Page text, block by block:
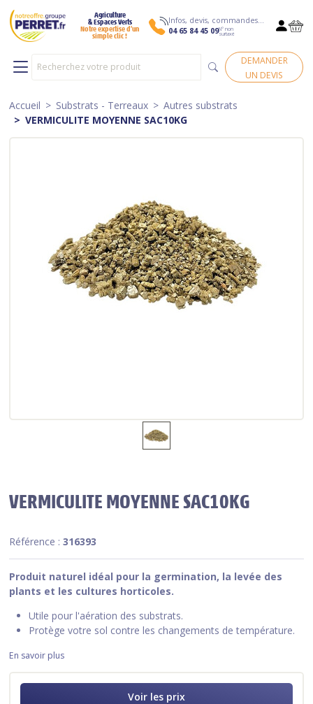
Agriculture
& Espaces Verts
Notre expertise d’un
simple clic !
Infos, devis, commandes…
04 65 84 45 09N° non
surtaxé
DEMANDER
UN DEVIS
Accueil Substrats - Terreaux
Autres substrats
VERMICULITE MOYENNE SAC10KG
VERMICULITE MOYENNE SAC10KG
Référence :316393
Produit naturel idéal pour la germination, la levée des
plants et les cultures horticoles.
Utile pour l'aération des substrats.
Protège votre sol contre les changements de température.
En savoir plus
Voir les prix